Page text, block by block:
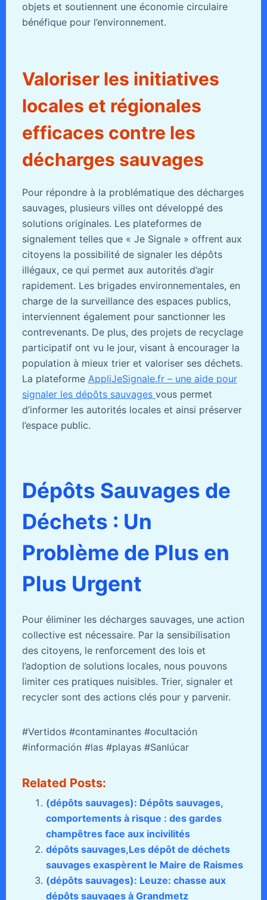
objets et soutiennent une économie circulaire
bénéfique pour l’environnement.
Valoriser les initiatives
locales et régionales
efficaces contre les
décharges sauvages
Pour répondre à la problématique des décharges
sauvages, plusieurs villes ont développé des
solutions originales. Les plateformes de
signalement telles que « Je Signale » offrent aux
citoyens la possibilité de signaler les dépôts
illégaux, ce qui permet aux autorités d’agir
rapidement. Les brigades environnementales, en
charge de la surveillance des espaces publics,
interviennent également pour sanctionner les
contrevenants. De plus, des projets de recyclage
participatif ont vu le jour, visant à encourager la
population à mieux trier et valoriser ses déchets.
La plateforme AppliJeSignale.fr – une aide pour
signaler les dépôts sauvages vous permet
d’informer les autorités locales et ainsi préserver
l’espace public.
Dépôts Sauvages de
Déchets : Un
Problème de Plus en
Plus Urgent
Pour éliminer les décharges sauvages, une action
collective est nécessaire. Par la sensibilisation
des citoyens, le renforcement des lois et
l’adoption de solutions locales, nous pouvons
limiter ces pratiques nuisibles. Trier, signaler et
recycler sont des actions clés pour y parvenir.
#Vertidos #contaminantes #ocultación
#información #las #playas #Sanlúcar
Related Posts:
(dépôts sauvages): Dépôts sauvages,
comportements à risque : des gardes
champêtres face aux incivilités
dépôts sauvages,Les dépôt de déchets
sauvages exaspèrent le Maire de Raismes
(dépôts sauvages): Leuze: chasse aux
dépôts sauvages à Grandmetz